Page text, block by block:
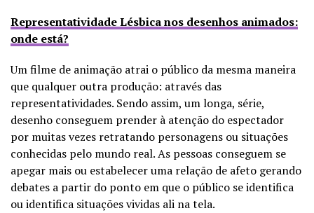
Representatividade Lésbica nos desenhos animados:
onde está?
Um filme de animação atrai o público da mesma maneira
que qualquer outra produção: através das
representatividades. Sendo assim, um longa, série,
desenho conseguem prender à atenção do espectador
por muitas vezes retratando personagens ou situações
conhecidas pelo mundo real. As pessoas conseguem se
apegar mais ou estabelecer uma relação de afeto gerando
debates a partir do ponto em que o público se identifica
ou identifica situações vividas ali na tela.